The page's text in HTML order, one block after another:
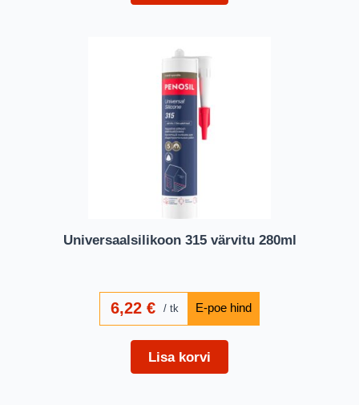
Universaalsilikoon 315 värvitu 280ml
6,22€ tk
Lisa korvi